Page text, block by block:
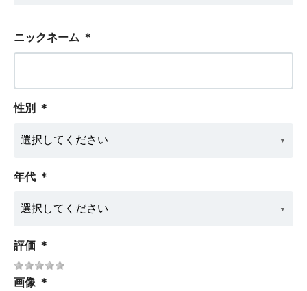
ニックネーム ＊
性別 ＊
年代 ＊
評価 ＊
画像 ＊